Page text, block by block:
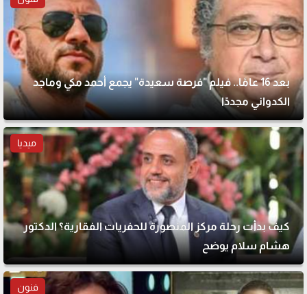
بعد 16 عامًا.. فيلم "فرصة سعيدة" يجمع أحمد مكي وماجد
الكدواني مجددًا
ميديا
كيف بدأت رحلة مركز المنصورة للحفريات الفقارية؟ الدكتور
هشام سلام يوضح
فنون